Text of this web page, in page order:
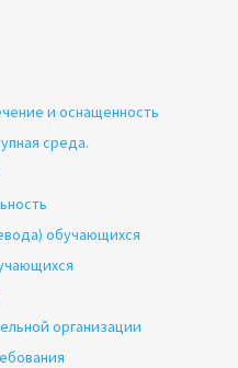
и оснащенность
среда.
обучающихся
организации